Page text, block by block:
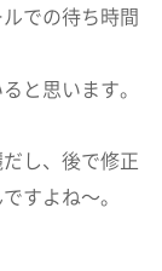
での待ち時間
と思います。
し、後で修正
すよね～。